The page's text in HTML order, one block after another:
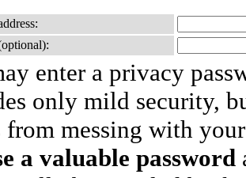
enter a privacy
only mild security,
from messing with
a valuable password